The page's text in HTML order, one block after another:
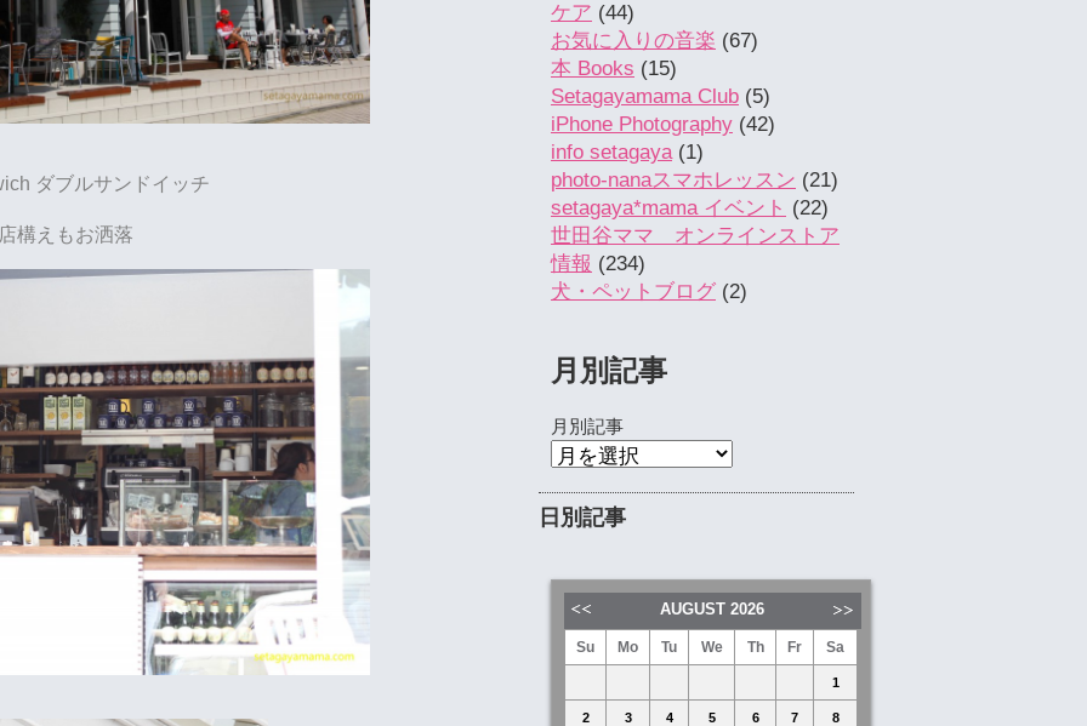
ダブルサンドイッチ
構えもお洒落
ケア (44)
お気に入りの音楽 (67)
本 Books (15)
Setagayamama Club (5)
iPhone Photography (42)
info setagaya(1)
photo-nanaスマホレッスン (21)
setagaya*mama イベント (22)
世田谷ママ オンラインストア
情報 (234)
犬・ペットブログ (2)
月別記事
月別記事
日別記事
AUGUST 2026
Su Mo Tu We Th Fr Sa
1
2 3 4 5 6 7 8